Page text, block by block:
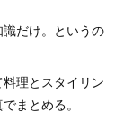
だけ。というの
理とスタイリン
まとめる。